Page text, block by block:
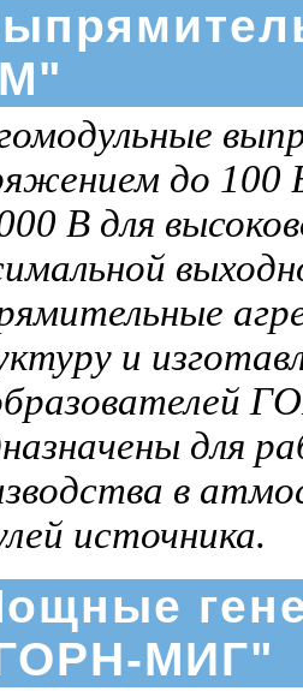
до 100
В для
и
для
в
источника.
МИГ"